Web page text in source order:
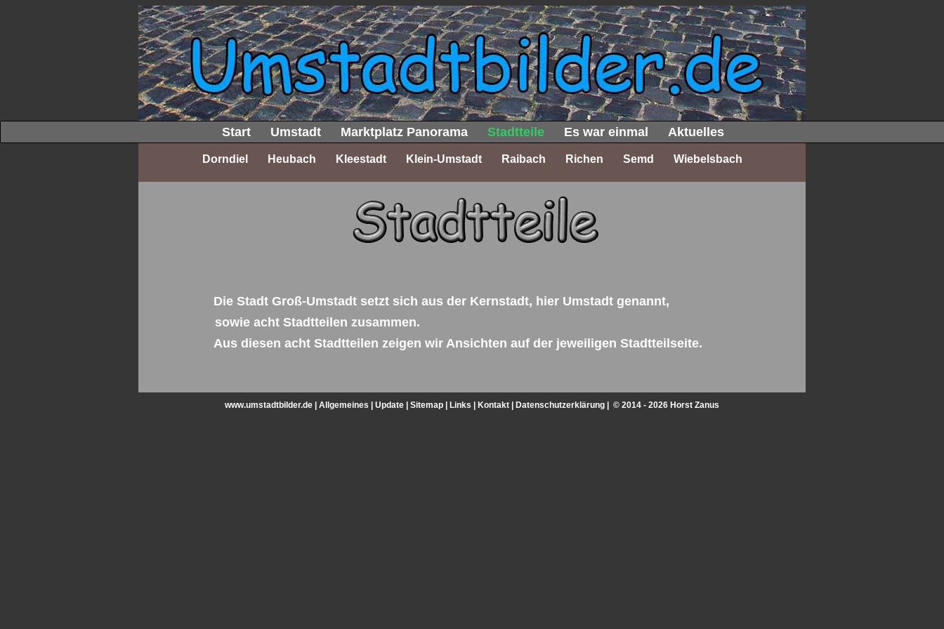
Start Umstadt Marktplatz Panorama Stadtteile Es war einmal Aktuelles
Dorndiel Heubach Kleestadt Klein-Umstadt Raibach Richen Semd Wiebelsbach
Die Stadt Groß-Umstadt setzt sich aus der Kernstadt, hier Umstadt genannt,
sowie acht Stadtteilen zusammen.
Aus diesen acht Stadtteilen zeigen wir Ansichten auf der jeweiligen Stadtteilseite.
www.umstadtbilder.de | Allgemeines Update Sitemap Links Kontakt Datenschutzerklärung | © 2014 - 2026 Horst Zanus